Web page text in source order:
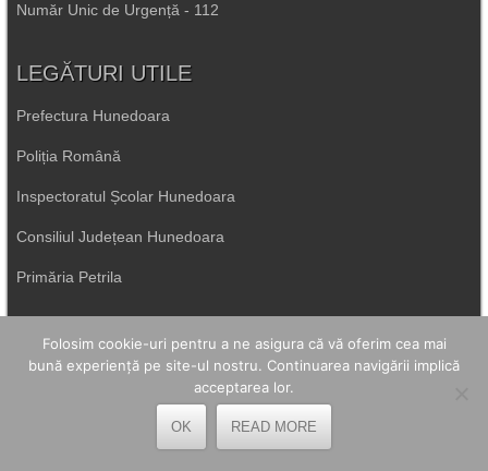
Număr Unic de Urgență - 112
LEGĂTURI UTILE
Prefectura Hunedoara
Poliția Română
Inspectoratul Școlar Hunedoara
Consiliul Județean Hunedoara
Primăria Petrila
Primăria Petroșani
Primăria Aninoasa
Folosim cookie-uri pentru a ne asigura că vă oferim cea mai
bună experiență pe site-ul nostru. Continuarea navigării implică
acceptarea lor.
OK READ MORE